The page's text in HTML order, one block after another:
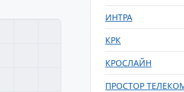
ИНТРА
КРК
КРОСЛАЙН
ПРОСТОР